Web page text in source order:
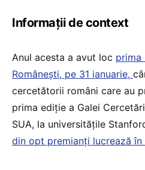
Informații de context
Anul acesta a avut loc prima
Românești, pe 31 ianuarie,
cercetătorii români care au
prima ediție a Galei
SUA, la universitățile
din opt premianți lucrează în